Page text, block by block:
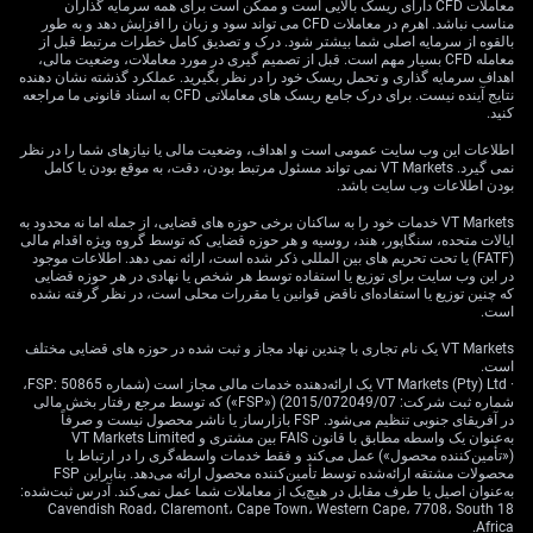
نشست ژوئیه فدرال رزرو در نظر گرفته است. این وضعیت با
کانادا متفاوت است؛ جایی که تورم روی 2.7% و در سطحی
قابل‌کنترل‌تر قرار دارد.
این اختلاف مسیر سیاست پولی بین فدرال رزروی که شاید
دوباره نرخ را بالا ببرد و «بانک مرکزی کانادا» که فعلاً رویکرد
خنثی دارد، به سود USD/CAD عمل می‌کند. حتی با رشد نفت
WTI تا حدود 85 دلار برای هر بشکه (WTI نوعی نفت خام
معیار آمریکا)، اثر مثبت آن بر دلار کانادا تحت‌الشعاع قرار
گرفته است. در گذشته نیز دوره‌های مشابه اختلاف سیاست
پولی، مانند سال 2022، به تقویت نسبتاً پایدار دلار آمریکا در
برابر «لونی» (اصطلاح رایج برای دلار کانادا) انجامیده است.
معاملات CFD دارای ریسک بالایی است و ممکن است برای همه سرمایه گذاران
مناسب نباشد. اهرم در معاملات CFD می تواند سود و زیان را افزایش دهد و به طور
بالقوه از سرمایه اصلی شما بیشتر شود. درک و تصدیق کامل خطرات مرتبط قبل از
معامله CFD بسیار مهم است. قبل از تصمیم گیری در مورد معاملات، وضعیت مالی،
اهداف سرمایه گذاری و تحمل ریسک خود را در نظر بگیرید. عملکرد گذشته نشان دهنده
نتایج آینده نیست. برای درک جامع ریسک های معاملاتی CFD به اسناد قانونی ما مراجعه
کنید.
اطلاعات این وب سایت عمومی است و اهداف، وضعیت مالی یا نیازهای شما را در نظر
نمی گیرد. VT Markets نمی تواند مسئول مرتبط بودن، دقت، به موقع بودن یا کامل
بودن اطلاعات وب سایت باشد.
VT Markets خدمات خود را به ساکنان برخی حوزه های قضایی، از جمله اما نه محدود به
ایالات متحده، سنگاپور، هند، روسیه و هر حوزه قضایی که توسط گروه ویژه اقدام مالی
(FATF) یا تحت تحریم های بین المللی ذکر شده است، ارائه نمی دهد. اطلاعات موجود
در این وب سایت برای توزیع یا استفاده توسط هر شخص یا نهادی در هر حوزه قضایی
که چنین توزیع یا استفاده‌ای ناقض قوانین یا مقررات محلی است، در نظر گرفته نشده
است.
VT Markets یک نام تجاری با چندین نهاد مجاز و ثبت شده در حوزه های قضایی مختلف
است.
· VT Markets (Pty) Ltd یک ارائه‌دهنده خدمات مالی مجاز است (شماره FSP: 50865،
شماره ثبت شرکت: 2015/072049/07) («FSP») که توسط مرجع رفتار بخش مالی
در آفریقای جنوبی تنظیم می‌شود. FSP بازارساز یا ناشر محصول نیست و صرفاً
به‌عنوان یک واسطه مطابق با قانون FAIS بین مشتری و VT Markets Limited
(«تأمین‌کننده محصول») عمل می‌کند و فقط خدمات واسطه‌گری را در ارتباط با
محصولات مشتقه ارائه‌شده توسط تأمین‌کننده محصول ارائه می‌دهد. بنابراین FSP
به‌عنوان اصیل یا طرف مقابل در هیچ‌یک از معاملات شما عمل نمی‌کند. آدرس ثبت‌شده:
18 Cavendish Road، Claremont، Cape Town، Western Cape، 7708، South
Africa.